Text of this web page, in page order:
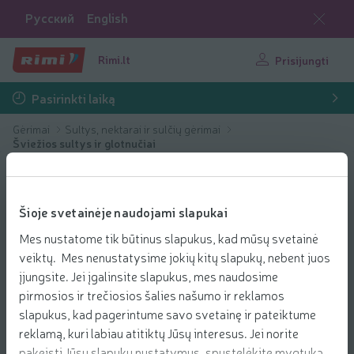
Šioje svetainėje naudojami slapukai
Mes nustatome tik būtinus slapukus, kad mūsų svetainė
veiktų. Mes nenustatysime jokių kitų slapukų, nebent juos
įjungsite. Jei įgalinsite slapukus, mes naudosime
pirmosios ir trečiosios šalies našumo ir reklamos
slapukus, kad pagerintume savo svetainę ir pateiktume
reklamą, kuri labiau atitiktų Jūsų interesus. Jei norite
Русский English
Rimi.lt Prisijungti
Pasirinkti laiką
Gėrimai
Sultys, nektarai ir sulčių gėrimai
Šviežios sultys ir glotnučiai